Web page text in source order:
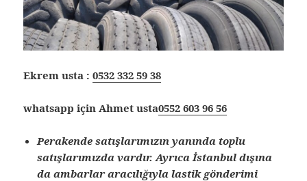
Ekrem usta :0532 332 59 38
whatsapp için Ahmet usta0552 603 96 56
Perakende satışlarımızın yanında toplu
satışlarımızda vardır. Ayrıca İstanbul dışına
da ambarlar aracılığıyla lastik gönderimi